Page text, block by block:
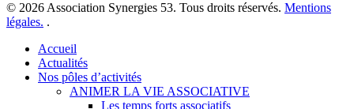
© 2026 Association Synergies 53. Tous droits réservés. Mentions
légales. .
Close
Menu
Accueil
Actualités
Nos pôles d’activités
ANIMER LA VIE ASSOCIATIVE
Les temps forts associatifs